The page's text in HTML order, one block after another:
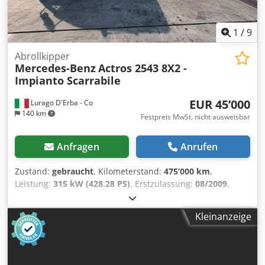
1 /9
Lurago D'Erba - Co
140 km
Abrollkipper
Mercedes-BenzActros 2543 8X2 -
Impianto Scarrabile
EUR 45’000
Festpreis MwSt. nicht ausweisbar
Anfragen Anrufen
Zustand: gebraucht, Kilometerstand: 475’000 km,
Leistung: 315 kW (428.28 PS), Erstzulassung: 08/2009,
, maximales Ladegewicht:
Gesamtgewicht:32’000 kg, Achsen-Konfiguration:8x2,
Farbe:Weiß
, Getriebetyp:
Automatisch
Sitzplätze:
Kleinanzeige